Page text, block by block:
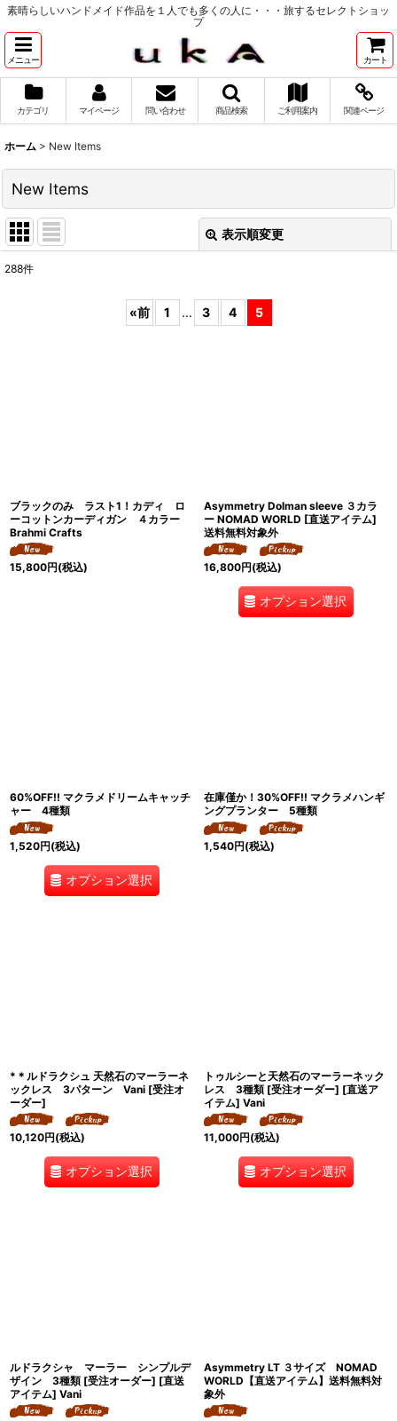
素晴らしいハンドメイド作品を１人でも多くの人に・・・旅するセレクトショッ
プ
メニュー カート
カテゴリ マイページ 問い合わせ 商品検索 ご利用案内 関連ページ
ホーム > New Items
New Items
表示順変更
288件
«前 1 ... 3 4 5
ブラックのみ ラスト1！カディ ロ
ーコットンカーディガン ４カラー
Brahmi Crafts
15,800円(税込)
Asymmetry Dolman sleeve ３カラ
ー NOMAD WORLD [直送アイテム]
送料無料対象外
16,800円(税込)
オプション選択
60%OFF!! マクラメドリームキャッチ
ャー 4種類
1,520円(税込)
オプション選択
在庫僅か！30%OFF!! マクラメハンギ
ングプランター 5種類
1,540円(税込)
*＊ルドラクシュ 天然石のマーラーネ
ックレス 3パターン Vani [受注オ
ーダー]
10,120円(税込)
オプション選択
トゥルシーと天然石のマーラーネック
レス 3種類 [受注オーダー] [直送ア
イテム] Vani
11,000円(税込)
オプション選択
ルドラクシャ マーラー シンプルデ
ザイン 3種類 [受注オーダー] [直送
アイテム] Vani
Asymmetry LT ３サイズ NOMAD
WORLD【直送アイテム】送料無料対
象外